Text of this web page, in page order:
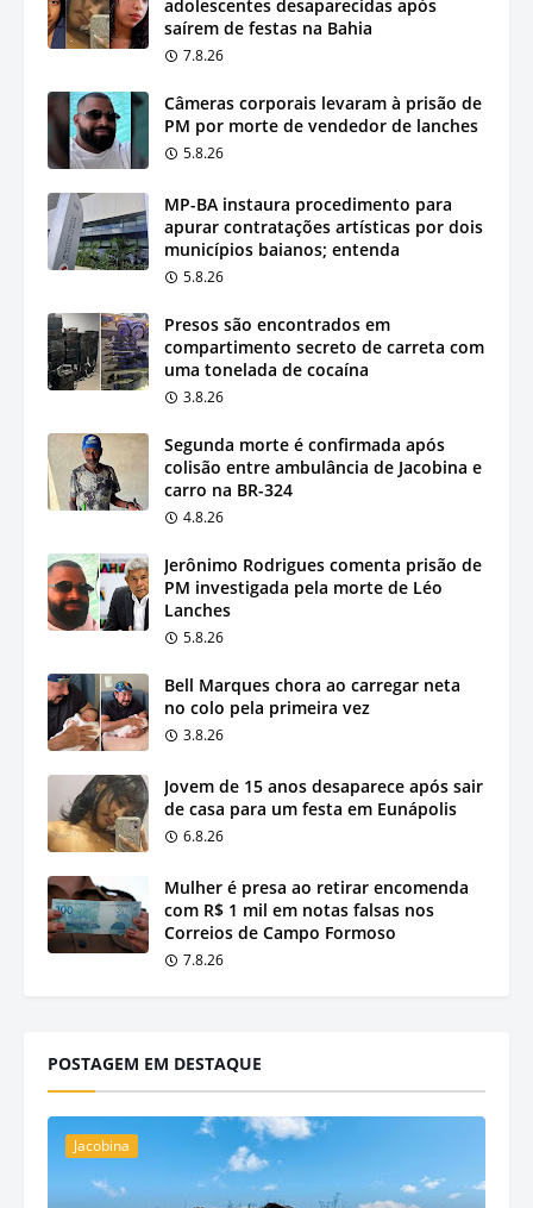
adolescentes desaparecidas após
saírem de festas na Bahia
7.8.26
Câmeras corporais levaram à prisão de
PM por morte de vendedor de lanches
5.8.26
MP-BA instaura procedimento para
apurar contratações artísticas por dois
municípios baianos; entenda
5.8.26
Presos são encontrados em
compartimento secreto de carreta com
uma tonelada de cocaína
3.8.26
Segunda morte é confirmada após
colisão entre ambulância de Jacobina e
carro na BR-324
4.8.26
Jerônimo Rodrigues comenta prisão de
PM investigada pela morte de Léo
Lanches
5.8.26
Bell Marques chora ao carregar neta
no colo pela primeira vez
3.8.26
Jovem de 15 anos desaparece após sair
de casa para um festa em Eunápolis
6.8.26
Mulher é presa ao retirar encomenda
com R$ 1 mil em notas falsas nos
Correios de Campo Formoso
7.8.26
POSTAGEM EM DESTAQUE
Jacobina